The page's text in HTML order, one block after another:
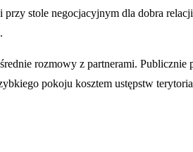
stole negocjacyjnym dla dobra
rozmowy z partnerami.
pokoju kosztem ustępstw